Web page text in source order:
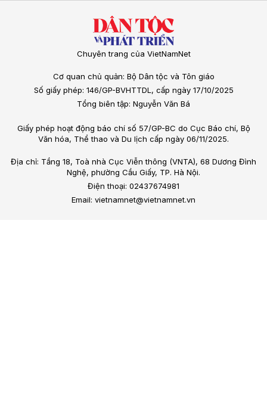
Chuyên trang của VietNamNet
Cơ quan chủ quản: Bộ Dân tộc và Tôn giáo
Số giấy phép: 146/GP-BVHTTDL, cấp ngày 17/10/2025
Tổng biên tập: Nguyễn Văn Bá
Giấy phép hoạt động báo chí số 57/GP-BC do Cục Báo chí, Bộ
Văn hóa, Thể thao và Du lịch cấp ngày 06/11/2025.
Địa chỉ: Tầng 18, Toà nhà Cục Viễn thông (VNTA), 68 Dương Đình
Nghệ, phường Cầu Giấy, TP. Hà Nội.
Điện thoại: 02437674981
Email: vietnamnet@vietnamnet.vn